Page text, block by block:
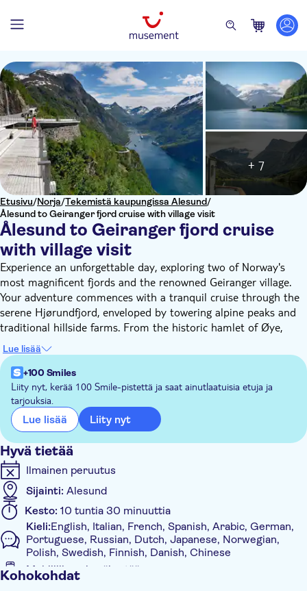
Etusivu/Norja/Tekemistä kaupungissa Alesund/
Ålesund to Geiranger fjord cruise with village visit
Ålesund to Geiranger fjord cruise
with village visit
+ 7
Experience an unforgettable day, exploring two of Norway's
most magnificent fjords and the renowned Geiranger village.
Your adventure commences with a tranquil cruise through the
serene Hjørundfjord, enveloped by towering alpine peaks and
traditional hillside farms. From the historic hamlet of Øye,
your journey continues via coach through the narrow, charming
Nordangsdalen valley, celebrated for its cascades and unspoilt
landscapes.
Upon reaching Hellesylt, you'll have an hour to discover the
village at your leisure before setting sail through the
Geirangerfjord. Here, imposing cliffs and emblematic waterfalls
craft one of Norway's most awe-inspiring natural vistas. Along
the route, the boat pauses at the "Bachelor" waterfall, offering
you a chance to sample fresh mountain water directly from the
source.
Once in Geiranger, you'll have ample time to explore the fjord
village before heading back to Ålesund via coach along striking
mountain roads. This leg of the journey includes a photo
opportunity at the renowned Ørnesvingen viewpoint
overlooking the Geirangerfjord, several scenic stops and a ferry
crossing over Storfjorden before arriving back in Ålesund as
evening falls.
Lue lisää
+100 Smiles
Liity nyt, kerää 100 Smile-pistettä ja saat ainutlaatuisia etuja ja
tarjouksia.
Lue lisää Liity nyt
Hyvä tietää
Ilmainen peruutus
Sijainti: Alesund
Kesto: 10 tuntia 30 minuuttia
Kieli:English, Italian, French, Spanish, Arabic, German,
Portuguese, Russian, Dutch, Japanese, Norwegian,
Polish, Swedish, Finnish, Danish, Chinese
Mobiililippu hyväksytään
Kohokohdat